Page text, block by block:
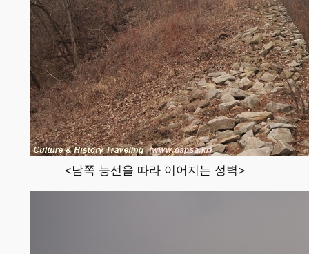
<남쪽 능선을 따라 이어지는 성벽>